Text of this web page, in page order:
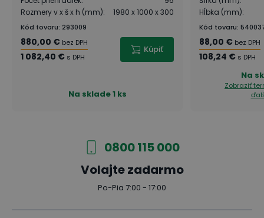
Rozmery v x š x h (mm): 1980 x 1000 x 300
Kód tovaru: 293009
880,00 € bez DPH
1 082,40 € s DPH
Kúpiť
Na sklade1 ks
Hĺbka (mm):
Kód tovaru:
88,00 € bez DPH
108,24 € s DPH
Na
Zobraziť
0800 115 000
Volajte zadarmo
Po-Pia 7:00 - 17:00